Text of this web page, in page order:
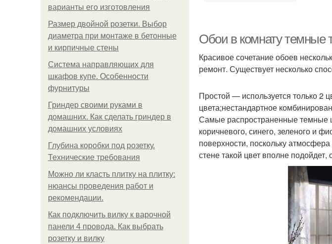
варианты его изготовления
Размер двойной розетки. Выбор
диаметра при монтаже в бетонные
и кирпичные стены
Система направляющих для
шкафов купе. Особенности
фурнитуры
Гриндер своими руками в
домашних. Как сделать гриндер в
домашних условиях
Глубина коробки под розетку.
Технические требования
Можно ли класть плитку на плитку:
нюансы проведения работ и
рекомендации.
Как подключить вилку к варочной
панели 4 провода. Как выбрать
розетку и вилку
Обои в комнату темные
Красивое сочетание обоев
ремонт. Существует несколько
Простой — используется только 2
цвета;нестандартное
Самые распространенные темные
коричневого, синего, зеленого и
поверхности, поскольку
стене такой цвет вполне